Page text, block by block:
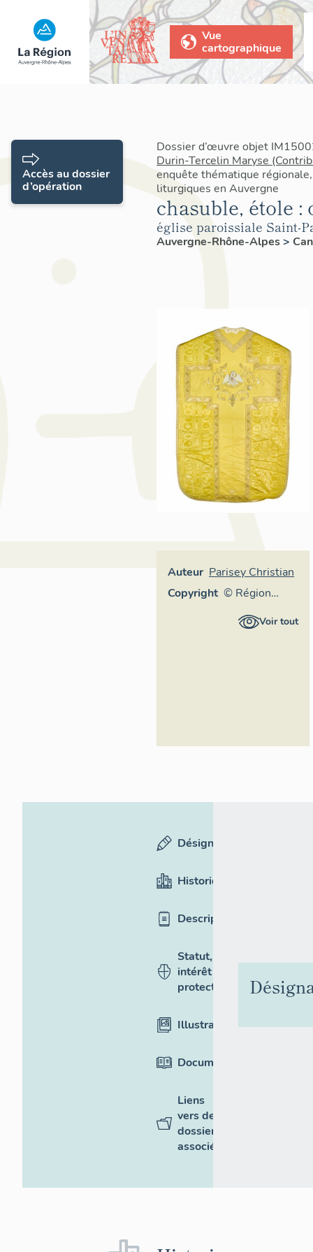
Vue
cartographique
Dossier d’œuvre objet
Durin-Tercelin Maryse
enquête thématique
liturgiques en Auvergne
chasuble, étole
église paroissiale Saint-
Auvergne-Rhône-Alpes>
Auteur Parisey Christian
Copyright © Région
Auvergne-Voir tout
Accès au dossier
d’opération
Désignation
Historique
Description
Statut,
intérêt et
protection
Illustrations
Documentation
Liens
vers des
dossiers
associés